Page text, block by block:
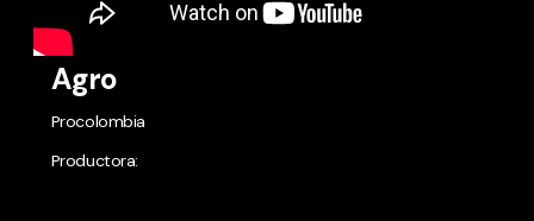
Agro
Procolombia
Productora: